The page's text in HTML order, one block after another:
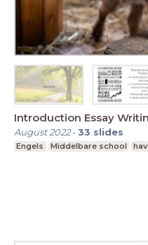
Introduction Essay
August 2022-33 slides
Engels Middelbare school